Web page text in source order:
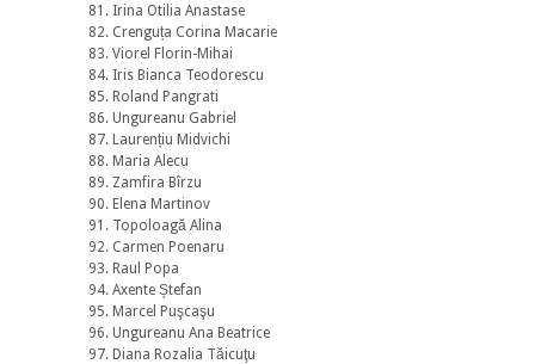
81. Irina Otilia Anastase
82. Crenguța Corina Macarie
83. Viorel Florin-Mihai
84. Iris Bianca Teodorescu
85. Roland Pangrati
86. Ungureanu Gabriel
87. Laurențiu Midvichi
88. Maria Alecu
89. Zamfira Bîrzu
90. Elena Martinov
91. Topoloagă Alina
92. Carmen Poenaru
93. Raul Popa
94. Axente Ștefan
95. Marcel Puşcaşu
96. Ungureanu Ana Beatrice
97. Diana Rozalia Tăicuţu